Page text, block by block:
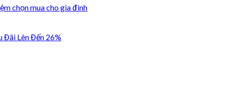
chọn mua cho gia đình
Đãi Lên Đến 26%